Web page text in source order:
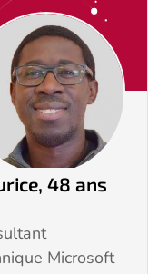
48 ans
Microsoft